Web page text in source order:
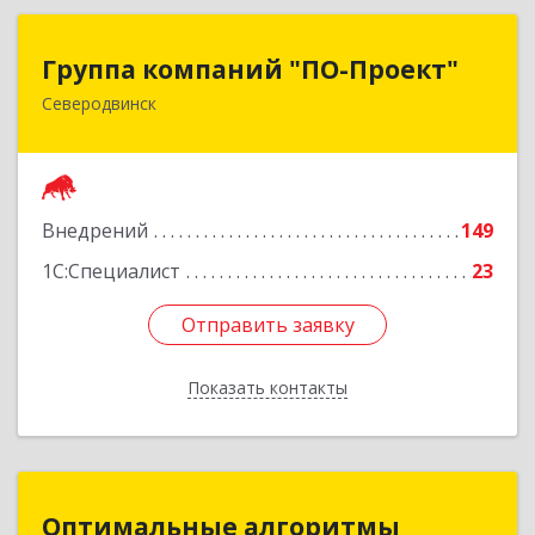
Группа компаний "ПО-Проект"
Северодвинск
Внедрений
149
1С:Специалист
23
Отправить заявку
Показать контакты
Группа компаний "ПО-Проект"
164500, Архангельская обл, Северодвинск г,
Отправить заявку
Назад
Оптимальные алгоритмы